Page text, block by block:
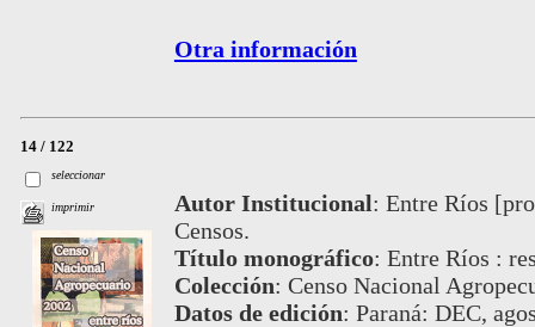
Otra información
14 / 122
seleccionar
imprimir Autor Institucional: Entre Ríos
Censos.
Título monográfico: Entre Ríos :
Colección: Censo Nacional
Datos de edición: Paraná: DEC,